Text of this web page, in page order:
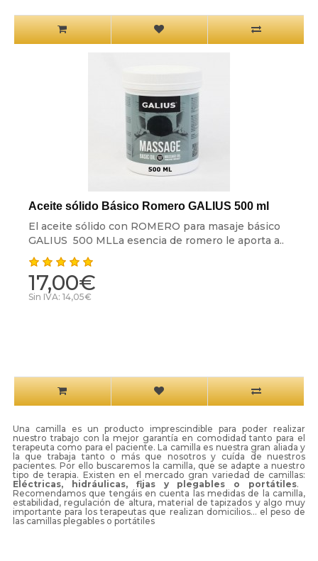
Aceite sólido Básico Romero GALIUS 500 ml
El aceite sólido con ROMERO para masaje básico
GALIUS 500 MLLa esencia de romero le aporta a..
17,00€
Sin IVA: 14,05€
Una camilla es un producto imprescindible para poder realizar
nuestro trabajo con la mejor garantía en comodidad tanto para el
terapeuta como para el paciente. La camilla es nuestra gran aliada y
la que trabaja tanto o más que nosotros y cuída de nuestros
pacientes. Por ello buscaremos la camilla, que se adapte a nuestro
tipo de terapia. Existen en el mercado gran variedad de camillas:
Eléctricas, hidráulicas, fijas y plegables o portátiles.
Recomendamos que tengáis en cuenta las medidas de la camilla,
estabilidad, regulación de altura, material de tapizados y algo muy
importante para los terapeutas que realizan domicilios... el peso de
las camillas plegables o portátiles